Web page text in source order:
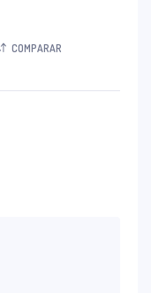
COMPARAR